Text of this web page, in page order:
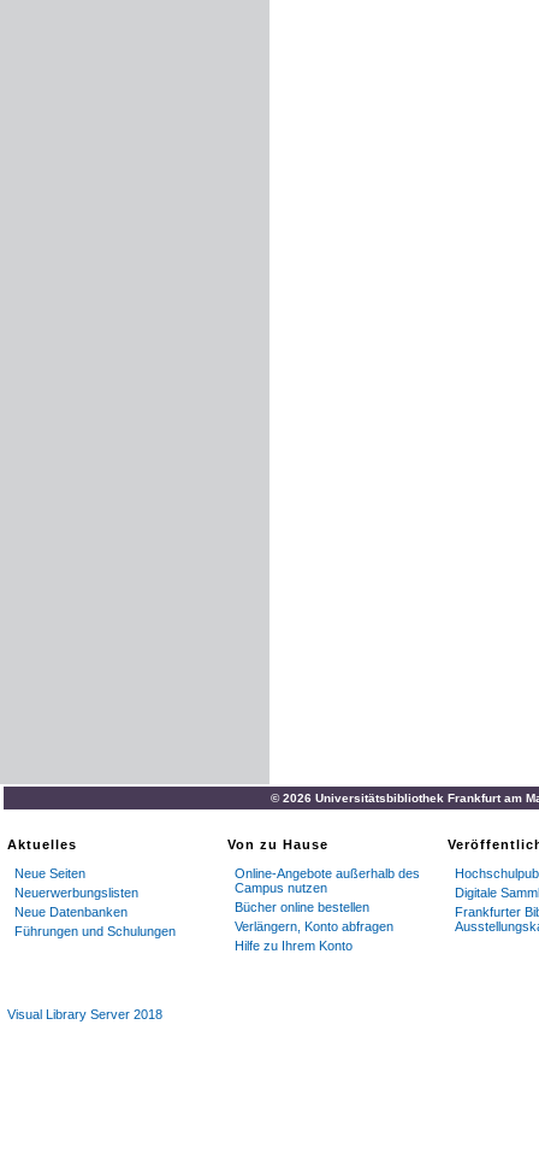
© 2026 Universitätsbibliothek Frankfurt am
Aktuelles
Neue Seiten
Neuerwerbungslisten
Neue Datenbanken
Führungen und Schulungen
Von zu Hause
Online-Angebote außerhalb des
Campus nutzen
Bücher online bestellen
Verlängern, Konto abfragen
Hilfe zu Ihrem Konto
Digitale
Frankfurter
Visual Library Server 2018